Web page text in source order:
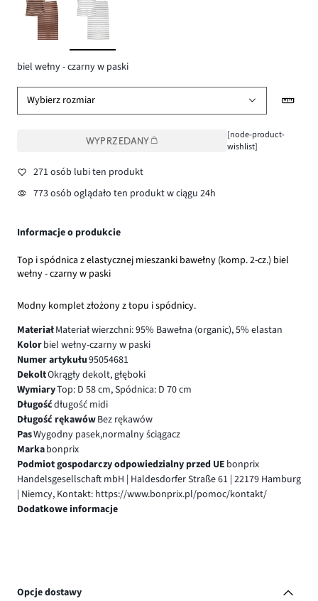
biel wełny - czarny w paski
Wybierz rozmiar
WYPRZEDANY
[node-product-
wishlist]
271 osób lubi ten produkt
773 osób oglądało ten produkt w ciągu 24h
Informacje o produkcie
Top i spódnica z elastycznej mieszanki bawełny (komp. 2-cz.) biel
wełny - czarny w paski
Modny komplet złożony z topu i spódnicy.
MateriałMateriał wierzchni: 95% Bawełna (organic), 5% elastan
Kolorbiel wełny-czarny w paski
Numer artykułu95054681
DekoltOkrągły dekolt, głęboki
WymiaryTop: D 58 cm, Spódnica: D 70 cm
Długośćdługość midi
Długość rękawówBez rękawów
PasWygodny pasek,normalny ściągacz
Markabonprix
Podmiot gospodarczy odpowiedzialny przed UE bonprix
Handelsgesellschaft mbH | Haldesdorfer Straße 61 | 22179 Hamburg
| Niemcy, Kontakt: https://www.bonprix.pl/pomoc/kontakt/
Dodatkowe informacje
Opcje dostawy